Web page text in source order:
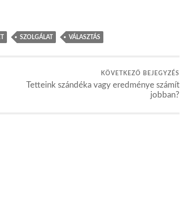
SZOLGÁLAT VÁLASZTÁS
KÖVETKEZŐ BEJEGYZÉS
Tetteink szándéka vagy eredménye számít
jobban?